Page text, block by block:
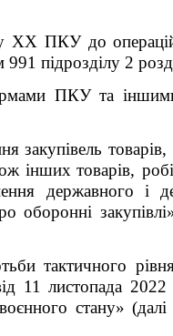
XX ПКУ до
991 підрозділу 2
ПКУ та
закупівель
інших товарів,
державного і
оборонні
тактичного
від 11 листопада
воєнного стану»